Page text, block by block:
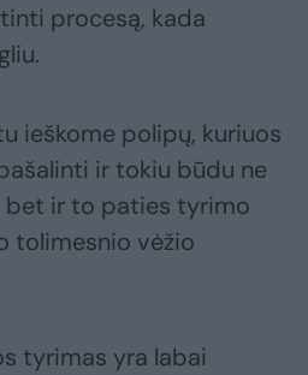
procesą, kada
ieškome polipų, kuriuos
ir tokiu būdu ne
bet ir to paties tyrimo
tolimesnio vėžio
tyrimas yra labai